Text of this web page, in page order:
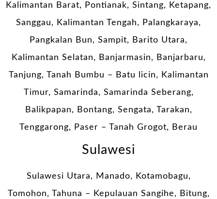
Kalimantan Barat, Pontianak, Sintang, Ketapang,
Sanggau, Kalimantan Tengah, Palangkaraya,
Pangkalan Bun, Sampit, Barito Utara,
Kalimantan Selatan, Banjarmasin, Banjarbaru,
Tanjung, Tanah Bumbu – Batu licin, Kalimantan
Timur, Samarinda, Samarinda Seberang,
Balikpapan, Bontang, Sengata, Tarakan,
Tenggarong, Paser – Tanah Grogot, Berau
Sulawesi
Sulawesi Utara, Manado, Kotamobagu,
Tomohon, Tahuna – Kepulauan Sangihe, Bitung,